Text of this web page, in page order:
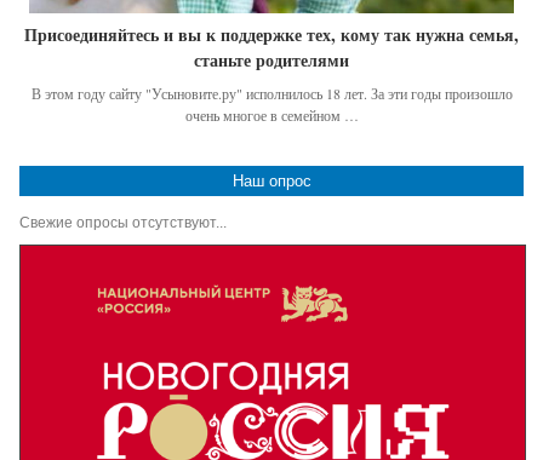
Присоединяйтесь и вы к поддержке тех, кому так нужна семья,
станьте родителями
В этом году сайту "Усыновите.ру" исполнилось 18 лет. За эти годы произошло
очень многое в семейном …
Наш опрос
Свежие опросы отсутствуют...